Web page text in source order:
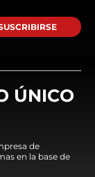
ÚNICO
de
en la base de